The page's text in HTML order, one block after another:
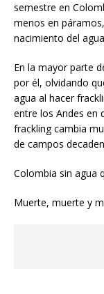
semestre en
menos en
nacimiento del
En la mayor parte
por él, olvidando
agua al hacer
entre los Andes en
frackling cambia
de campos
Colombia sin agua
Muerte, muerte y